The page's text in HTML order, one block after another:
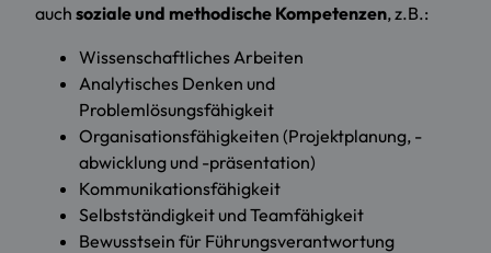
auch soziale und methodische Kompetenzen, z.B.:
Wissenschaftliches Arbeiten
Analytisches Denken und
Problemlösungsfähigkeit
Organisationsfähigkeiten (Projektplanung, -
abwicklung und -präsentation)
Kommunikationsfähigkeit
Selbstständigkeit und Teamfähigkeit
Bewusstsein für Führungsverantwortung